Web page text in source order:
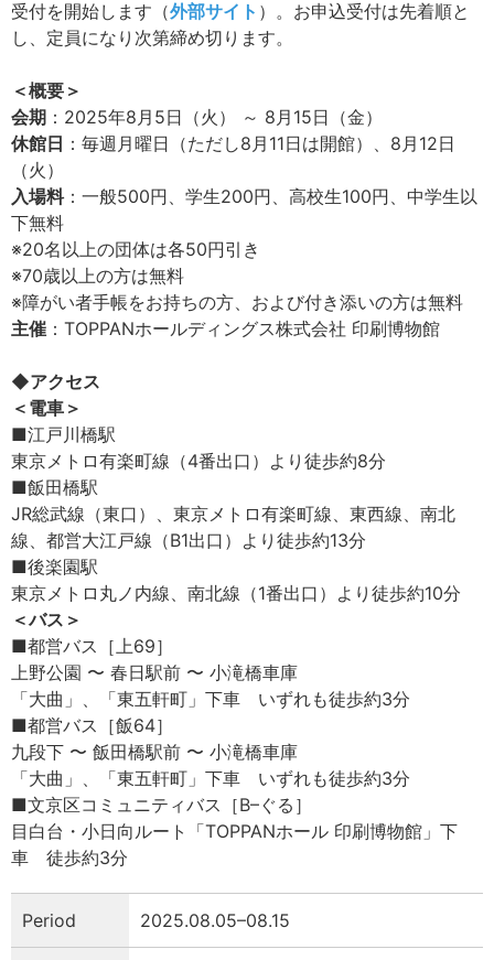
受付を開始します（外部サイト ）。お申込受付は先着順と
し、定員になり次第締め切ります。
＜概要＞
会期 ：2025年8月5日（火） ～ 8月15日（金）
休館日 ：毎週月曜日（ただし8月11日は開館）、8月12日
（火）
入場料：一般500円、学生200円、高校生100円、中学生以
下無料
※20名以上の団体は各50円引き
※70歳以上の方は無料
※障がい者手帳をお持ちの方、および付き添いの方は無料
主催 ：TOPPANホールディングス株式会社 印刷博物館
◆アクセス
＜電車＞
■江戸川橋駅
東京メトロ有楽町線（4番出口）より徒歩約8分
■飯田橋駅
JR総武線（東口）、東京メトロ有楽町線、東西線、南北
線、都営大江戸線（B1出口）より徒歩約13分
■後楽園駅
東京メトロ丸ノ内線、南北線（1番出口）より徒歩約10分
＜バス＞
■都営バス［上69］
上野公園 〜 春日駅前 〜 小滝橋車庫
「大曲」、「東五軒町」下車 いずれも徒歩約3分
■都営バス［飯64］
九段下 〜 飯田橋駅前 〜 小滝橋車庫
「大曲」、「東五軒町」下車 いずれも徒歩約3分
■文京区コミュニティバス［B–ぐる］
目白台・小日向ルート「TOPPANホール 印刷博物館」下
車 徒歩約3分
Period 2025.08.05–08.15